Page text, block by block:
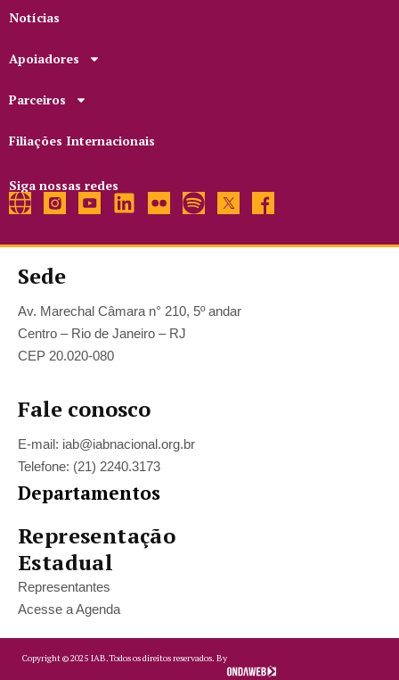
Notícias
Apoiadores
Parceiros
Filiações Internacionais
Siga nossas redes
Sede
Av. Marechal Câmara n° 210, 5º andar
Centro – Rio de Janeiro – RJ
CEP 20.020-080
Fale conosco
E-mail: iab@iabnacional.org.br
Telefone: (21) 2240.3173
Departamentos
Representação
Estadual
Representantes
Acesse a Agenda
Copyright ©2025 IAB.Todos os direitos reservados. By